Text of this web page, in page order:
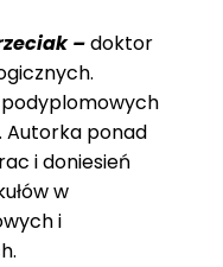
–doktor
Autorka ponad
i doniesień
w
i